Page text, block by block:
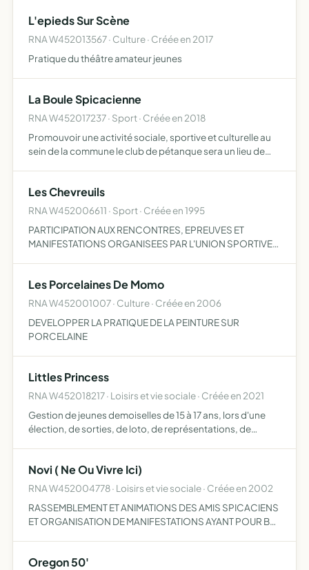
L'epieds Sur Scène
RNA W452013567 · Culture · Créée en 2017
Pratique du théâtre amateur jeunes
La Boule Spicacienne
RNA W452017237 · Sport · Créée en 2018
Promouvoir une activité sociale, sportive et culturelle au
sein de la commune le club de pétanque sera un lieu de
Les Chevreuils
RNA W452006611 · Sport · Créée en 1995
PARTICIPATION AUX RENCONTRES, EPREUVES ET
MANIFESTATIONS ORGANISEES PAR L'UNION SPORTIVE
Les Porcelaines De Momo
RNA W452001007 · Culture · Créée en 2006
DEVELOPPER LA PRATIQUE DE LA PEINTURE SUR
PORCELAINE
Littles Princess
RNA W452018217 · Loisirs et vie sociale · Créée en 2021
Gestion de jeunes demoiselles de 15 à 17 ans, lors d'une
élection, de sorties, de loto, de représentations, de
Novi ( Ne Ou Vivre Ici)
RNA W452004778 · Loisirs et vie sociale · Créée en 2002
RASSEMBLEMENT ET ANIMATIONS DES AMIS SPICACIENS
ET ORGANISATION DE MANIFESTATIONS AYANT POUR BUT
Oregon 50'